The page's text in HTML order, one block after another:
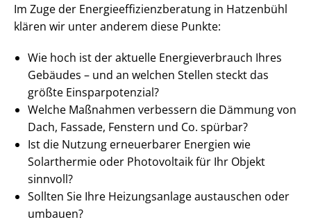
Im Zuge der En­er­gie­ef­fi­zi­enz­be­ra­tung in Hatzenbühl
klären wir unter anderem diese Punkte:
Wie hoch ist der aktuelle En­er­gie­ver­brauch Ihres
Gebäudes – und an welchen Stellen steckt das
größte Ein­spar­po­ten­zi­al?
Welche Maßnahmen verbessern die Dämmung von
Dach, Fassade, Fenstern und Co. spürbar?
Ist die Nutzung erneuerbarer Energien wie
Solarthermie oder Photovoltaik für Ihr Objekt
sinnvoll?
Sollten Sie Ihre Heizungsanlage austauschen oder
umbauen?